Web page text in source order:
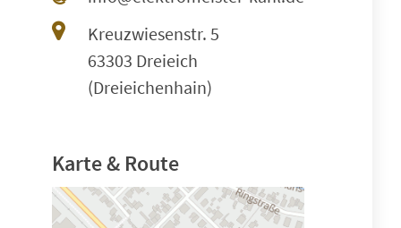
Kreuzwiesenstr. 5
63303 Dreieich
(Dreieichenhain)
Karte & Route